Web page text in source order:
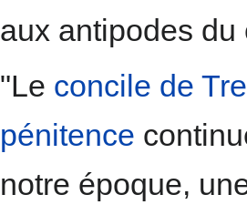
aux antipodes
"Le concile de
pénitence
notre époque,